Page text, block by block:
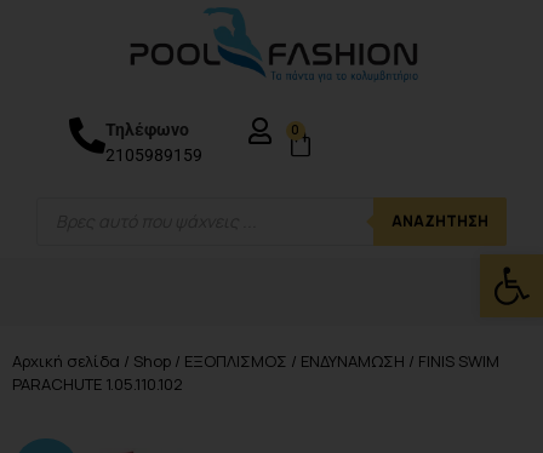
ΑΝΑΖΉΤΗΣΗ
Τηλέφωνο
2105989159
0
Αρχική σελίδα / Shop / ΕΞΟΠΛΙΣΜΟΣ / ΕΝΔΥΝΑΜΩΣΗ / FINIS SWIM
PARACHUTE 1.05.110.102